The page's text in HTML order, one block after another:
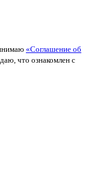
«Соглашение об
что ознакомлен с